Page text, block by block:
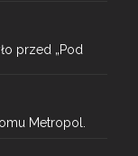
przed „Pod
Metropol.